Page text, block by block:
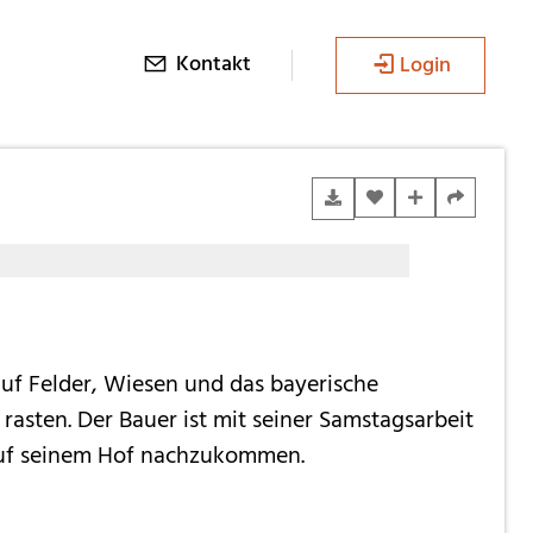
Kontakt Login
Felder, Wiesen und das bayerische
Der Bauer ist mit seiner Samstagsarbeit
seinem Hof nachzukommen.